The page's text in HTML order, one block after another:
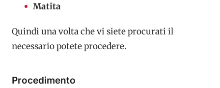
Matita
Quindi una volta che vi siete procurati il
necessario potete procedere.
Procedimento